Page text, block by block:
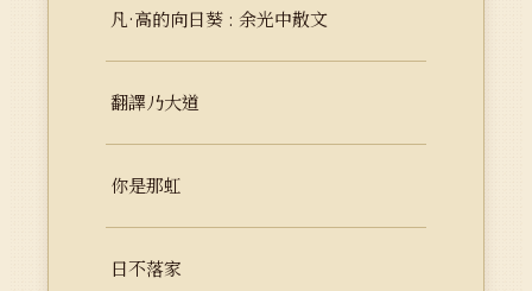
凡·高的向日葵 : 余光中散文
翻譯乃大道
你是那虹
日不落家